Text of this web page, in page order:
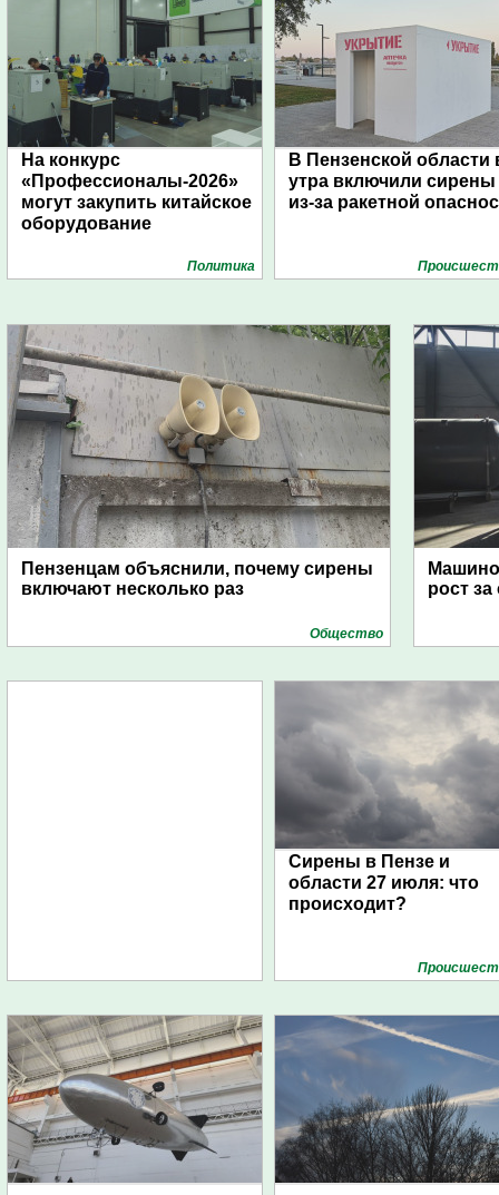
На конкурс
«Профессионалы-2026»
могут закупить китайское
оборудование
Политика
В Пензенской области
утра включили сирены
из-за ракетной
Пензенцам объяснили, почему сирены
включают несколько раз
Общество
рост за
Сирены в Пензе и
области 27 июля: что
происходит?